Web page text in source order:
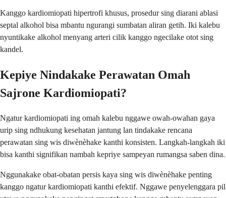
Kanggo kardiomiopati hipertrofi khusus, prosedur sing diarani ablasi
septal alkohol bisa mbantu ngurangi sumbatan aliran getih. Iki kalebu
nyuntikake alkohol menyang arteri cilik kanggo ngecilake otot sing
kandel.
Kepiye Nindakake Perawatan Omah
Sajrone Kardiomiopati?
Ngatur kardiomiopati ing omah kalebu nggawe owah-owahan gaya
urip sing ndhukung kesehatan jantung lan tindakake rencana
perawatan sing wis diwènèhake kanthi konsisten. Langkah-langkah iki
bisa kanthi signifikan nambah kepriye sampeyan rumangsa saben dina.
Nggunakake obat-obatan persis kaya sing wis diwènèhake penting
kanggo ngatur kardiomiopati kanthi efektif. Nggawe penyelenggara pil